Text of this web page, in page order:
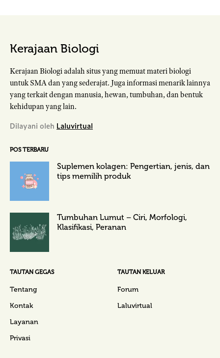
Kerajaan Biologi
Kerajaan Biologi adalah situs yang memuat materi biologi
untuk SMA dan yang sederajat. Juga informasi menarik lainnya
yang terkait dengan manusia, hewan, tumbuhan, dan bentuk
kehidupan yang lain.
Dilayani oleh Laluvirtual
POS TERBARU
Suplemen kolagen: Pengertian, jenis, dan
tips memilih produk
Tumbuhan Lumut – Ciri, Morfologi,
Klasifikasi, Peranan
TAUTAN GEGAS
Tentang
Kontak
Layanan
Privasi
TAUTAN KELUAR
Forum
Laluvirtual